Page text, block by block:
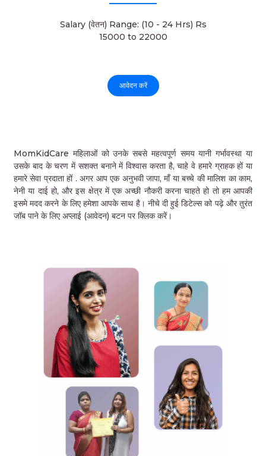
Salary (वेतन) Range: (10 - 24 Hrs) Rs
15000 to 22000
आवेदन करें
MomKidCare महिलाओं को उनके सबसे महत्वपूर्ण समय यानी गर्भावस्था या
उसके बाद के चरण में सशक्त बनाने में विश्वास करता है, चाहे वे हमारे ग्राहक हों या
हमारे सेवा प्रदाता हों . अगर आप एक अनुभवी जापा, माँ या बच्चे की मालिश का काम,
नेनी या दाई हो, और इस क्षेत्र में एक अच्छी नौकरी करना चाहते हो तो हम आपकी
इसमे मदद करने के लिए हमेशा आपके साथ है। नीचे दी हुई डिटेल्स को पढ़े और तुरंत
जॉब पाने के लिए अप्लाई (आवेदन) बटन पर क्लिक करें।